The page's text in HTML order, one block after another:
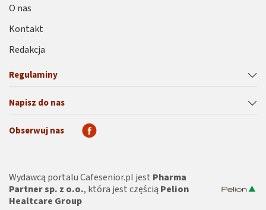
Regulaminy
Napisz do nas
O nas
Kontakt
Redakcja
Obserwuj nas
Wydawcą portalu Cafesenior.pl jest Pharma
Partner sp. z o.o., która jest częścią Pelion
Healtcare Group